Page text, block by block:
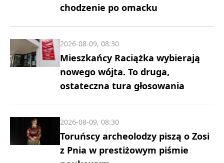
chodzenie po omacku
Mieszkańcy Raciążka wybierają
nowego wójta. To druga,
ostateczna tura głosowania
2026-08-09, 08:30
Toruńscy archeolodzy piszą o Zosi
z Pnia w prestiżowym piśmie
2026-08-09, 08:30